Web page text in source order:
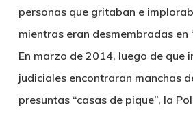
personas que gritaban e
mientras eran desmembradas en
En marzo de 2014, luego de que
judiciales encontraran manchas
presuntas “casas de pique”, la